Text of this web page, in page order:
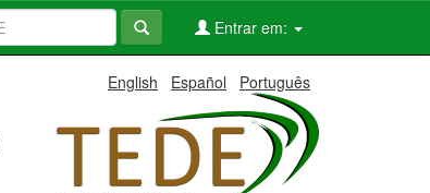
Entrar em:
English Español Português